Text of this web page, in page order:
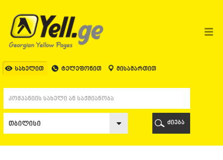
სახელით ტელეფონით მისამართით
ᲗᲑᲘᲚᲘᲡᲘ
ᲗᲑᲘᲚᲘᲡᲘ
ᲐᲤᲮᲐᲖᲔᲗᲘ
ᲒᲐᲚᲘ
ᲑᲐᲗᲣᲛᲘ
ᲥᲝᲑᲣᲚᲔᲗᲘ
ᲨᲣᲐᲮᲔᲕᲘ
ᲩᲐᲥᲕᲘ
ძიება